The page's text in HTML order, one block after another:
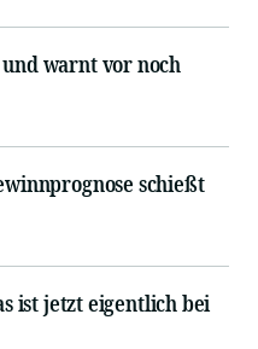
warnt vor noch
schießt
ist jetzt eigentlich bei